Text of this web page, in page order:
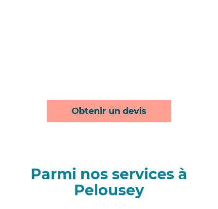
Obtenir un devis
Parmi nos services à
Pelousey